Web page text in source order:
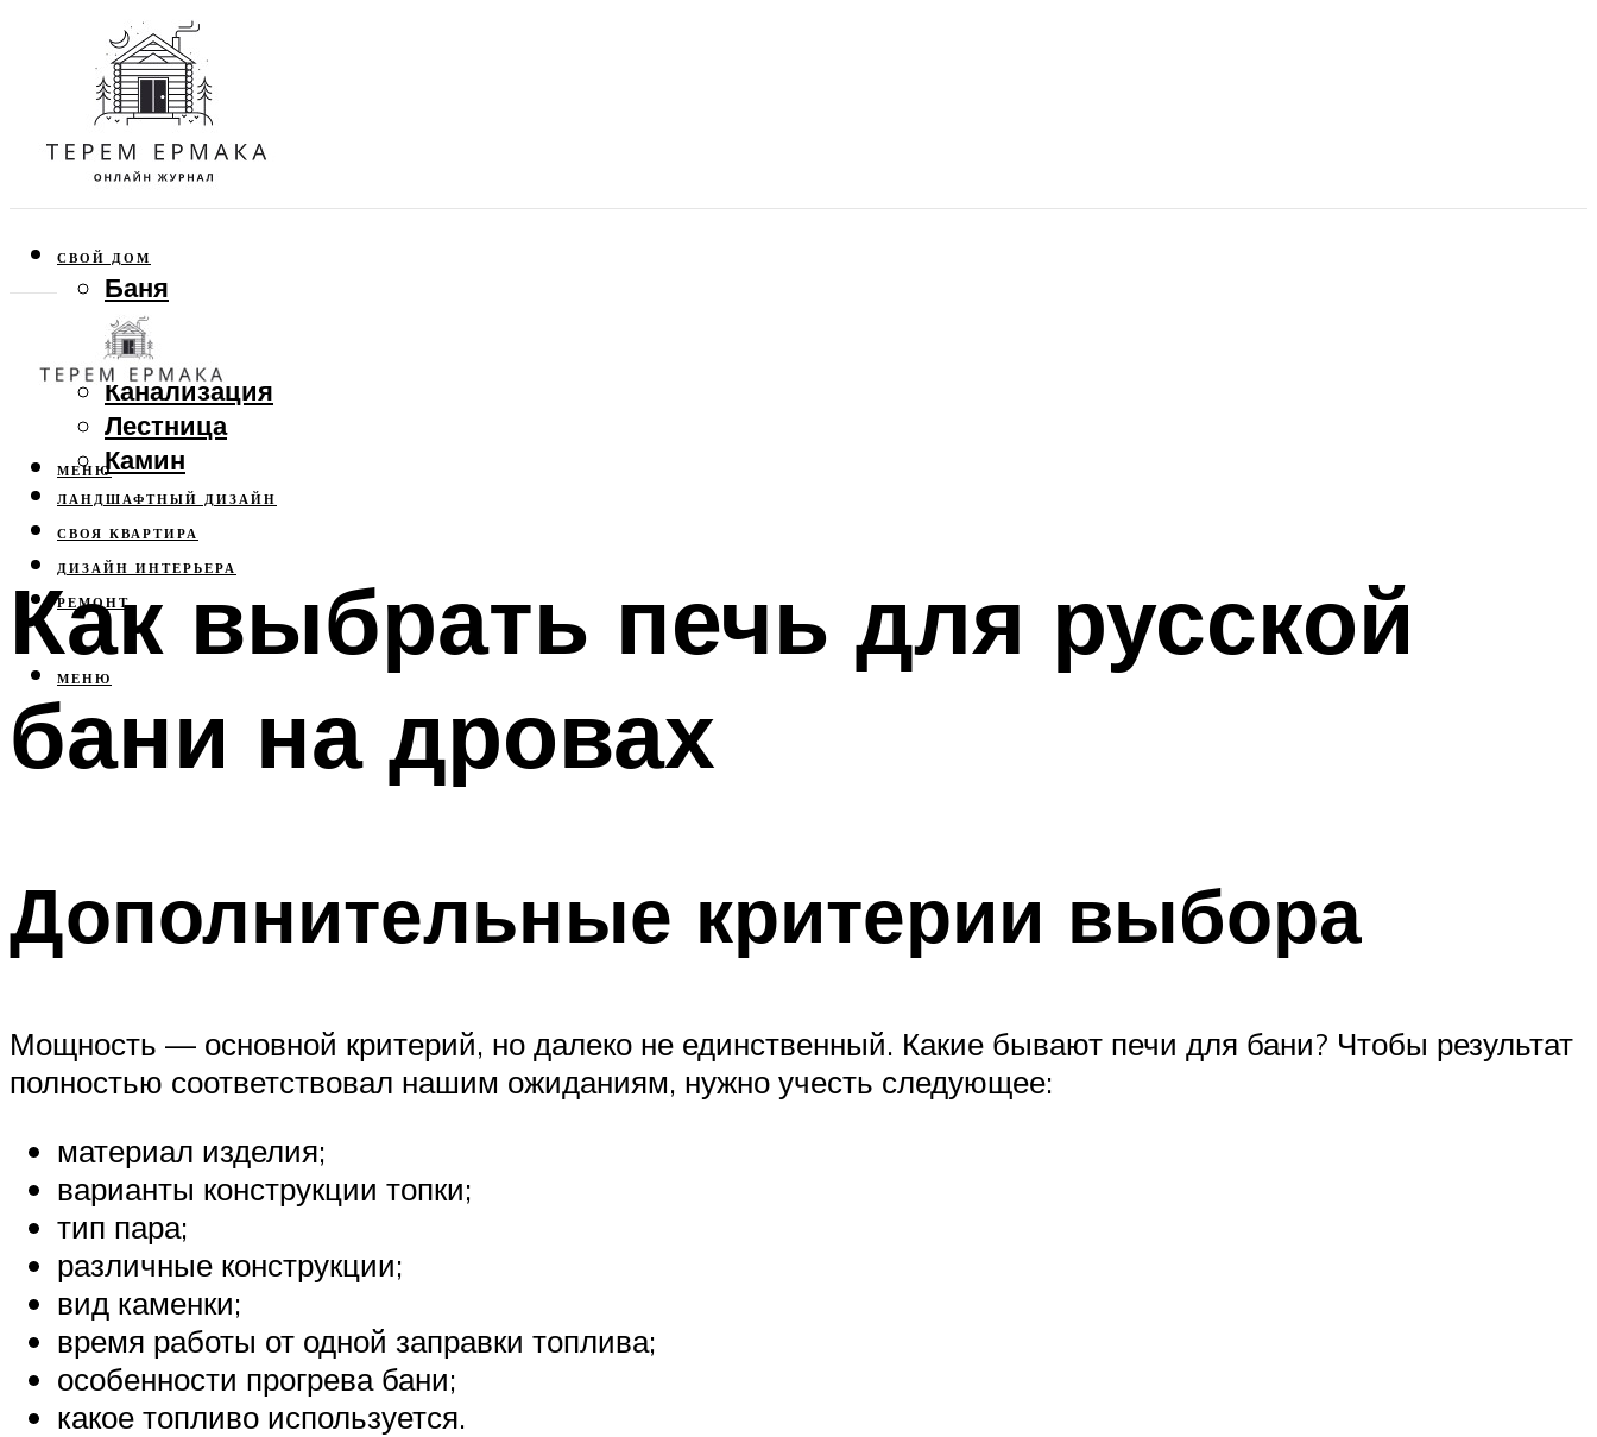
СВОЙ ДОМ
Баня
Веранда
Забор
Канализация
Лестница
Камин
ЛАНДШАФТНЫЙ ДИЗАЙН
СВОЯ КВАРТИРА
ДИЗАЙН ИНТЕРЬЕРА
РЕМОНТ
МЕНЮ
МЕНЮ
Как выбрать печь для русской
бани на дровах
Дополнительные критерии выбора
Мощность — основной критерий, но далеко не единственный. Какие бывают печи для бани? Чтобы результат
полностью соответствовал нашим ожиданиям, нужно учесть следующее:
материал изделия;
варианты конструкции топки;
тип пара;
различные конструкции;
вид каменки;
время работы от одной заправки топлива;
особенности прогрева бани;
какое топливо используется.